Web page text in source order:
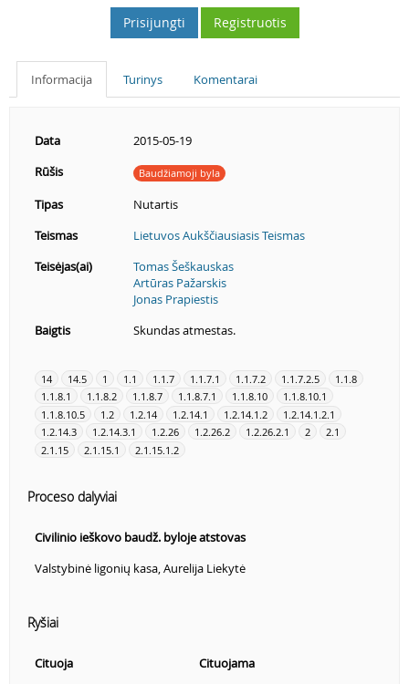
Prisijungti Registruotis
Informacija Turinys Komentarai
Data
2015-05-19
Rūšis
Baudžiamoji byla
Tipas
Nutartis
Teismas
Lietuvos Aukščiausiasis Teismas
Teisėjas(ai)
Tomas Šeškauskas
Artūras Pažarskis
Jonas Prapiestis
Baigtis
Skundas atmestas.
14 14.5 1 1.1 1.1.7 1.1.7.1 1.1.7.2 1.1.7.2.5
1.1.8
1.1.8.1
1.1.8.2 1.1.8.7 1.1.8.7.1 1.1.8.10
1.1.8.10.1
1.1.8.10.5
1.2 1.2.14 1.2.14.1 1.2.14.1.2
1.2.14.1.2.1
1.2.14.3
1.2.14.3.1 1.2.26 1.2.26.2 1.2.26.2.1 2
2.1
2.1.15
2.1.15.1 2.1.15.1.2
Proceso dalyviai
Civilinio ieškovo baudž. byloje atstovas
Valstybinė ligonių kasa, Aurelija Liekytė
Ryšiai
Cituoja
Cituojama